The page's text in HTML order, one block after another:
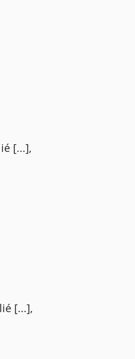
[...],
[...],